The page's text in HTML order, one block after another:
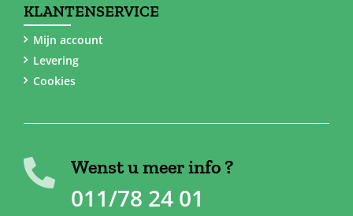
KLANTENSERVICE
Mijn account
Levering
Cookies
Wenst u meer info ?
011/78 24 01